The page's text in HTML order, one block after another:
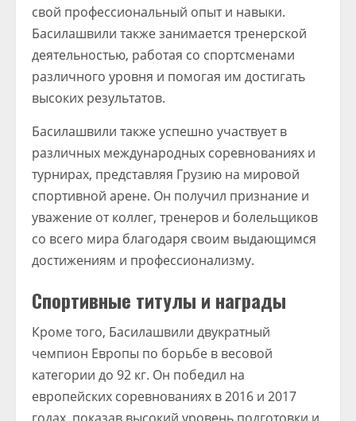
свой профессиональный опыт и навыки.
Басилашвили также занимается тренерской
деятельностью, работая со спортсменами
различного уровня и помогая им достигать
высоких результатов.
Басилашвили также успешно участвует в
различных международных соревнованиях и
турнирах, представляя Грузию на мировой
спортивной арене. Он получил признание и
уважение от коллег, тренеров и болельщиков
со всего мира благодаря своим выдающимся
достижениям и профессионализму.
Спортивные титулы и награды
Кроме того, Басилашвили двукратный
чемпион Европы по борьбе в весовой
категории до 92 кг. Он победил на
европейских соревнованиях в 2016 и 2017